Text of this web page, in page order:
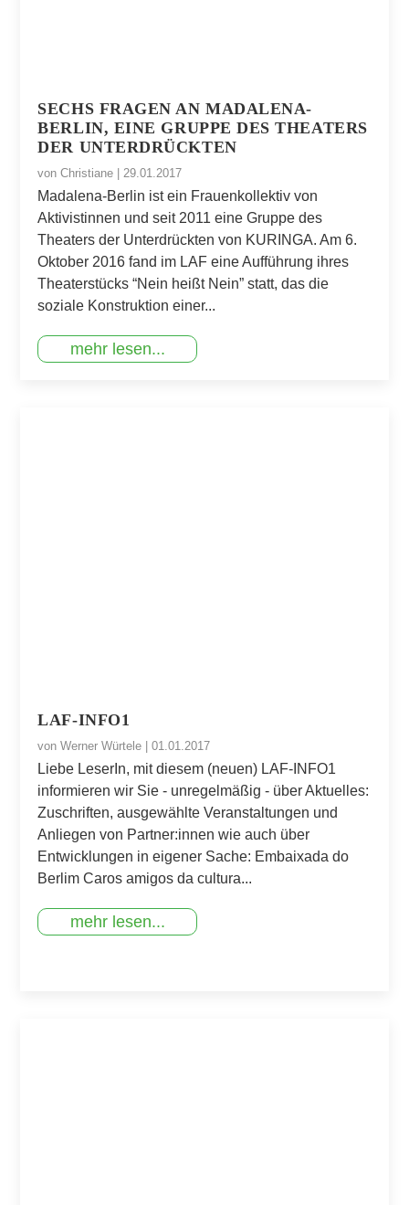
SECHS FRAGEN AN MADALENA-
BERLIN, EINE GRUPPE DES THEATERS
DER UNTERDRÜCKTEN
vonChristiane 29.01.2017
Madalena-Berlin ist ein Frauenkollektiv von
Aktivistinnen und seit 2011 eine Gruppe des
Theaters der Unterdrückten von KURINGA. Am 6.
Oktober 2016 fand im LAF eine Aufführung ihres
Theaterstücks “Nein heißt Nein” statt, das die
soziale Konstruktion einer...
mehr lesen...
LAF-INFO1
vonWerner Würtele |01.01.2017
Liebe LeserIn, mit diesem (neuen) LAF-INFO1
informieren wir Sie - unregelmäßig - über Aktuelles:
Zuschriften, ausgewählte Veranstaltungen und
Anliegen von Partner:innen wie auch über
Entwicklungen in eigener Sache: Embaixada do
Berlim Caros amigos da cultura...
mehr lesen...